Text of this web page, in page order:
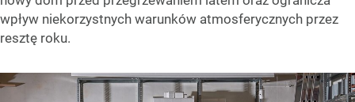
wpływ niekorzystnych warunków atmosferycznych przez
resztę roku.